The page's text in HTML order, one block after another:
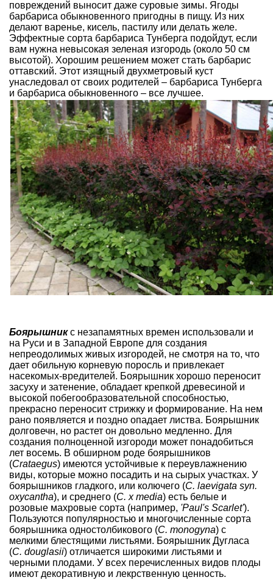
повреждений выносит даже суровые зимы. Ягоды
барбариса обыкновенного пригодны в пищу. Из них
делают варенье, кисель, пастилу или делать желе.
Эффектные сорта барбариса Тунберга подойдут, если
вам нужна невысокая зеленая изгородь (около 50 см
высотой). Хорошим решением может стать барбарис
оттавский. Этот изящный двухметровый куст
унаследовал от своих родителей – барбариса Тунберга
и барбариса обыкновенного – все лучшее.
Боярышникс незапамятных времен использовали и
на Руси и в Западной Европе для создания
непреодолимых живых изгородей, не смотря на то, что
дает обильную корневую поросль и привлекает
насекомых-вредителей. Боярышник хорошо переносит
засуху и затенение, обладает крепкой древесиной и
высокой побегообразовательной способностью,
прекрасно переносит стрижку и формирование. На нем
рано появляется и поздно опадает листва. Боярышник
долговечн, но растет он довольно медленно. Для
создания полноценной изгороди может понадобиться
лет восемь. В обширном роде боярышников
(Crataegus) имеются устойчивые к переувлажнению
виды, которые можно посадить и на сырых участках. У
боярышников гладкого, или колючего (C. laevigata syn.
oxycantha), и среднего (C. x media) есть белые и
розовые махровые сорта (например, 'Paul's Scarlet').
Пользуются популярностью и многочисленные сорта
боярышника одностолбикового (C. monogyna) с
мелкими блестящими листьями. Боярышник Дугласа
(C. douglasii) отличается широкими листьями и
черными плодами. У всех перечисленных видов плоды
имеют декоративную и лекрственную ценность.